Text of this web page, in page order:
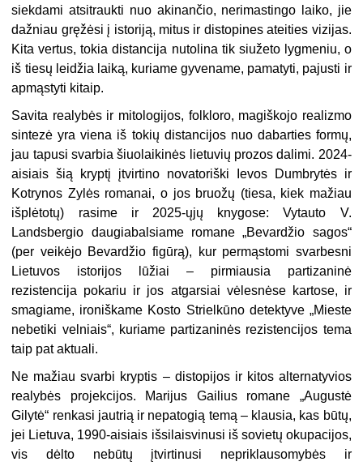
siekdami atsitraukti nuo akinančio, nerimastingo laiko, jie
dažniau gręžėsi į istoriją, mitus ir distopines ateities vizijas.
Kita vertus, tokia distancija nutolina tik siužeto lygmeniu, o
iš tiesų leidžia laiką, kuriame gyvename, pamatyti, pajusti ir
apmąstyti kitaip.
Savita realybės ir mitologijos, folkloro, magiškojo realizmo
sintezė yra viena iš tokių distancijos nuo dabarties formų,
jau tapusi svarbia šiuolaikinės lietuvių prozos dalimi. 2024-
aisiais šią kryptį įtvirtino novatoriški Ievos Dumbrytės ir
Kotrynos Zylės romanai, o jos bruožų (tiesa, kiek mažiau
išplėtotų) rasime ir 2025-ųjų knygose: Vytauto V.
Landsbergio daugiabalsiame romane „Bevardžio sagos“
(per veikėjo Bevardžio figūrą), kur permąstomi svarbesni
Lietuvos istorijos lūžiai – pirmiausia partizaninė
rezistencija pokariu ir jos atgarsiai vėlesnėse kartose, ir
smagiame, ironiškame Kosto Strielkūno detektyve „Mieste
nebetiki velniais“, kuriame partizaninės rezistencijos tema
taip pat aktuali.
Ne mažiau svarbi kryptis – distopijos ir kitos alternatyvios
realybės projekcijos. Marijus Gailius romane „Augustė
Gilytė“ renkasi jautrią ir nepatogią temą – klausia, kas būtų,
jei Lietuva, 1990-aisiais išsilaisvinusi iš sovietų okupacijos,
vis dėlto nebūtų įtvirtinusi nepriklausomybės ir